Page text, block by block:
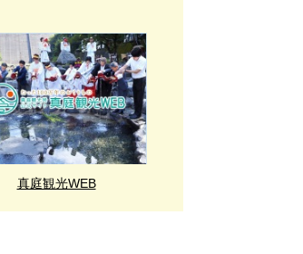
真庭観光WEB